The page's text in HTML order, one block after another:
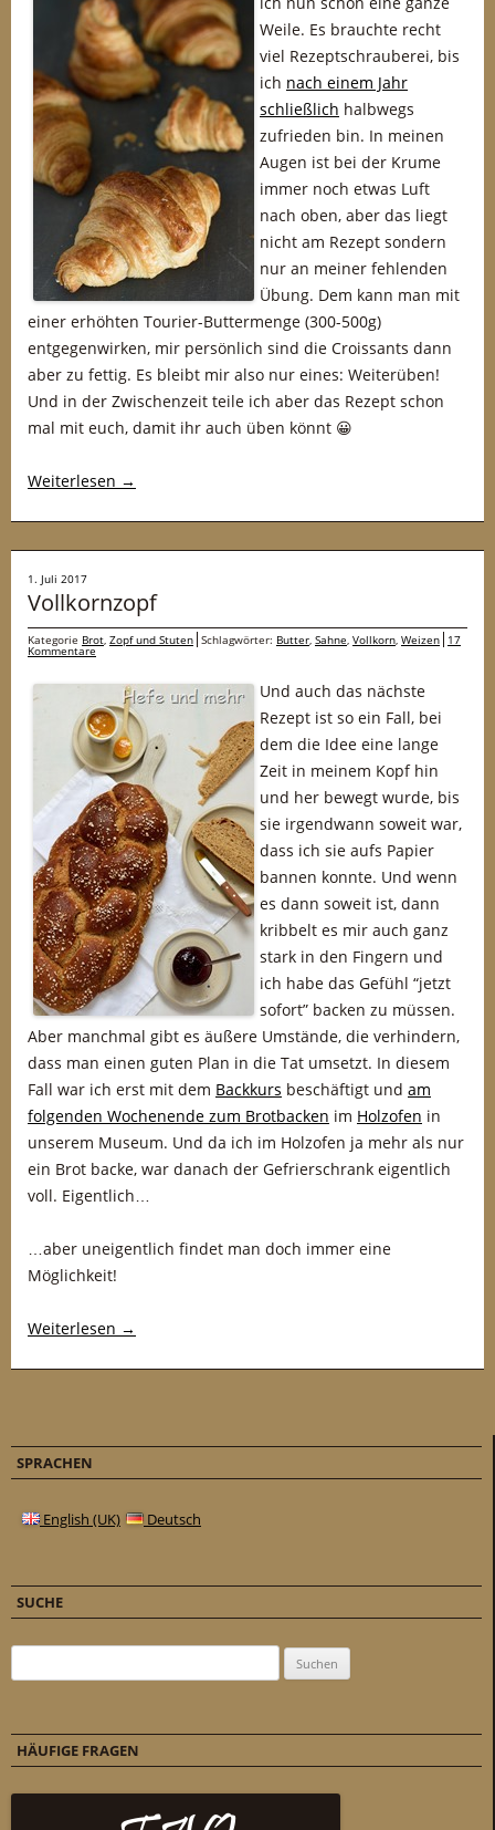
Weile. Es brauchte recht
viel Rezeptschrauberei, bis
ich nach einem Jahr
schließlich halbwegs
zufrieden bin. In meinen
Augen ist bei der Krume
immer noch etwas Luft
nach oben, aber das liegt
nicht am Rezept sondern
nur an meiner fehlenden
Übung. Dem kann man mit
einer erhöhten Tourier-Buttermenge (300-500g)
entgegenwirken, mir persönlich sind die Croissants dann
aber zu fettig. Es bleibt mir also nur eines: Weiterüben!
Und in der Zwischenzeit teile ich aber das Rezept schon
mal mit euch, damit ihr auch üben könnt 😀
Weiterlesen →
1. Juli 2017
Vollkornzopf
Kategorie Brot, Zopf und Stuten Schlagwörter: Butter, Sahne, Vollkorn, Weizen 17
Kommentare
Und auch das nächste
Rezept ist so ein Fall, bei
dem die Idee eine lange
Zeit in meinem Kopf hin
und her bewegt wurde, bis
sie irgendwann soweit war,
dass ich sie aufs Papier
bannen konnte. Und wenn
es dann soweit ist, dann
kribbelt es mir auch ganz
stark in den Fingern und
ich habe das Gefühl “jetzt
sofort” backen zu müssen.
Aber manchmal gibt es äußere Umstände, die verhindern,
dass man einen guten Plan in die Tat umsetzt. In diesem
Fall war ich erst mit dem Backkurs beschäftigt und am
folgenden Wochenende zum Brotbacken im Holzofen in
unserem Museum. Und da ich im Holzofen ja mehr als nur
ein Brot backe, war danach der Gefrierschrank eigentlich
voll. Eigentlich…
…aber uneigentlich findet man doch immer eine
Möglichkeit!
Weiterlesen →
SPRACHEN
English (UK) Deutsch
SUCHE
HÄUFIGE FRAGEN